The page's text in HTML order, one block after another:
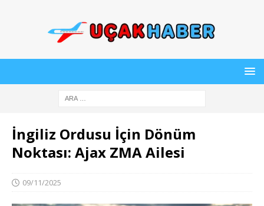
İngiliz Ordusu İçin Dönüm
Noktası: Ajax ZMA Ailesi
09/11/2025